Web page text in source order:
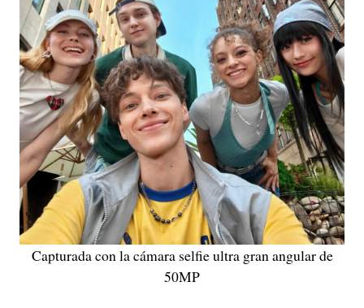
Capturada con la cámara selfie ultra gran angular de
50MP